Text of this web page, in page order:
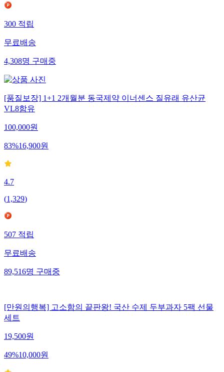
300적립
무료배송
4,308명구매중
[품질보장] 1+1 2개월분 동국제약 이너센스 질유래 유산균
VL8함유
100,000원
83%16,900원
4.7
(1,329)
507적립
무료배송
89,516명구매중
[만원의행복] 고소함의 끝판왕! 국산 수제 두부과자 5팩 선물
세트
19,500원
49%10,000원